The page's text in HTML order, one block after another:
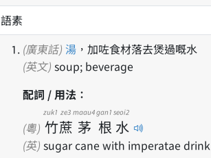
語素
(廣東話) 湯 ，加咗食材落去煲過嘅水
(英文) soup; beverage
配詞 / 用法：
(粵) 竹
zuk1
蔗
ze3
茅
maau4
根
gan1
水
seoi2
(英) sugar cane with imperatae drink